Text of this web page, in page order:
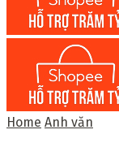
Home Anh văn